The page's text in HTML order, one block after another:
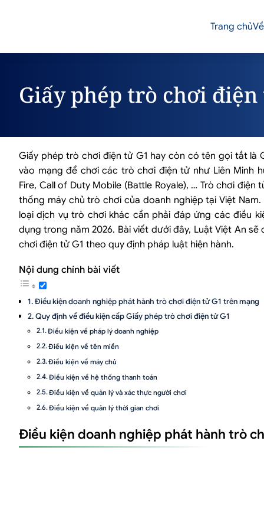
Trang chủ
Giấy phép trò chơi
Giấy phép trò chơi điện tử G1 hay còn có tên gọi tắt là
vào mạng để chơi các trò chơi điện tử như Liên Minh
Fire, Call of Duty Mobile (Battle Royale), … Trò chơi
thống máy chủ trò chơi của doanh nghiệp tại Việt
loại dịch vụ trò chơi khác cần phải đáp ứng các điều
dụng trong năm 2026. Bài viết dưới đây, Luật Việt An
chơi điện tử G1 theo quy định pháp luật hiện hành.
Nội dung chính bài viết
Điều kiện doanh nghiệp phát hành trò chơi điện tử G1 trên mạng
Quy định về điều kiện cấp Giấy phép trò chơi điện tử G1
Điều kiện về pháp lý doanh nghiệp
Điều kiện về tên miền
Điều kiện về máy chủ
Điều kiện về hệ thống thanh toán
Điều kiện về quản lý và xác thực người chơi
Điều kiện về quản lý thời gian chơi
Điều kiện về quản lý nội dung trao đổi
Điều kiện doanh nghiệp phát hành trò